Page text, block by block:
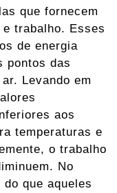
que fornecem
trabalho. Esses
de energia
pontos das
Levando em
aos
temperaturas e
o trabalho
No
que aqueles